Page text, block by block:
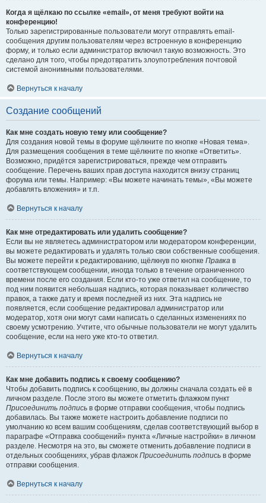
Когда я щёлкаю по ссылке «email», от меня требуют войти на
конференцию!
Только зарегистрированные пользователи могут отправлять email-
сообщения другим пользователям через встроенную в конференцию
форму, и только если администратор включил такую возможность. Это
сделано для того, чтобы предотвратить злоупотребления почтовой
системой анонимными пользователями.
Вернуться к началу
Создание сообщений
Как мне создать новую тему или сообщение?
Для создания новой темы в форуме щёлкните по кнопке «Новая тема».
Для размещения сообщения в теме щёлкните по кнопке «Ответить».
Возможно, придётся зарегистрироваться, прежде чем отправить
сообщение. Перечень ваших прав доступа находится внизу страниц
форума или темы. Например: «Вы можете начинать темы», «Вы можете
добавлять вложения» и т.п.
Вернуться к началу
Как мне отредактировать или удалить сообщение?
Если вы не являетесь администратором или модератором конференции,
вы можете редактировать и удалять только свои собственные сообщения.
Вы можете перейти к редактированию, щёлкнув по кнопке Правка в
соответствующем сообщении, иногда только в течение ограниченного
времени после его создания. Если кто-то уже ответил на сообщение, то
под ним появится небольшая надпись, которая показывает количество
правок, а также дату и время последней из них. Эта надпись не
появляется, если сообщение редактировал администратор или
модератор, хотя они могут сами написать о сделанных изменениях по
своему усмотрению. Учтите, что обычные пользователи не могут удалить
сообщение, если на него уже кто-то ответил.
Вернуться к началу
Как мне добавить подпись к своему сообщению?
Чтобы добавить подпись к сообщению, вы должны сначала создать её в
личном разделе. После этого вы можете отметить флажком пункт
Присоединить подпись в форме отправки сообщения, чтобы подпись
добавилась. Вы также можете настроить добавление подписи по
умолчанию ко всем вашим сообщениям, сделав соответствующий выбор в
параграфе «Отправка сообщений» пункта «Личные настройки» в личном
разделе. Несмотря на это, вы сможете отменить добавление подписи в
отдельных сообщениях, убрав флажок Присоединить подпись в форме
отправки сообщения.
Вернуться к началу